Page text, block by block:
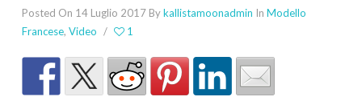
Posted On 14 Luglio 2017 Bykallistamoonadmin In Modello
Francese, Video / 1